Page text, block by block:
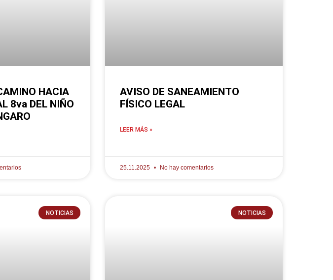
HACIA
8va DEL NIÑO
AVISO DE SANEAMIENTO
FÍSICO LEGAL
LEER MÁS »
25.11.2025 No hay comentarios
NOTICIAS NOTICIAS